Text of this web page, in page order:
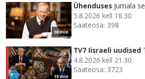
30 min
Ühenduses Jumala
5.8.2026 kell 18.30
Saateosa: 398
15 min
TV7 Iisraeli uudised
4.8.2026 kell 21.30
Saateosa: 3723